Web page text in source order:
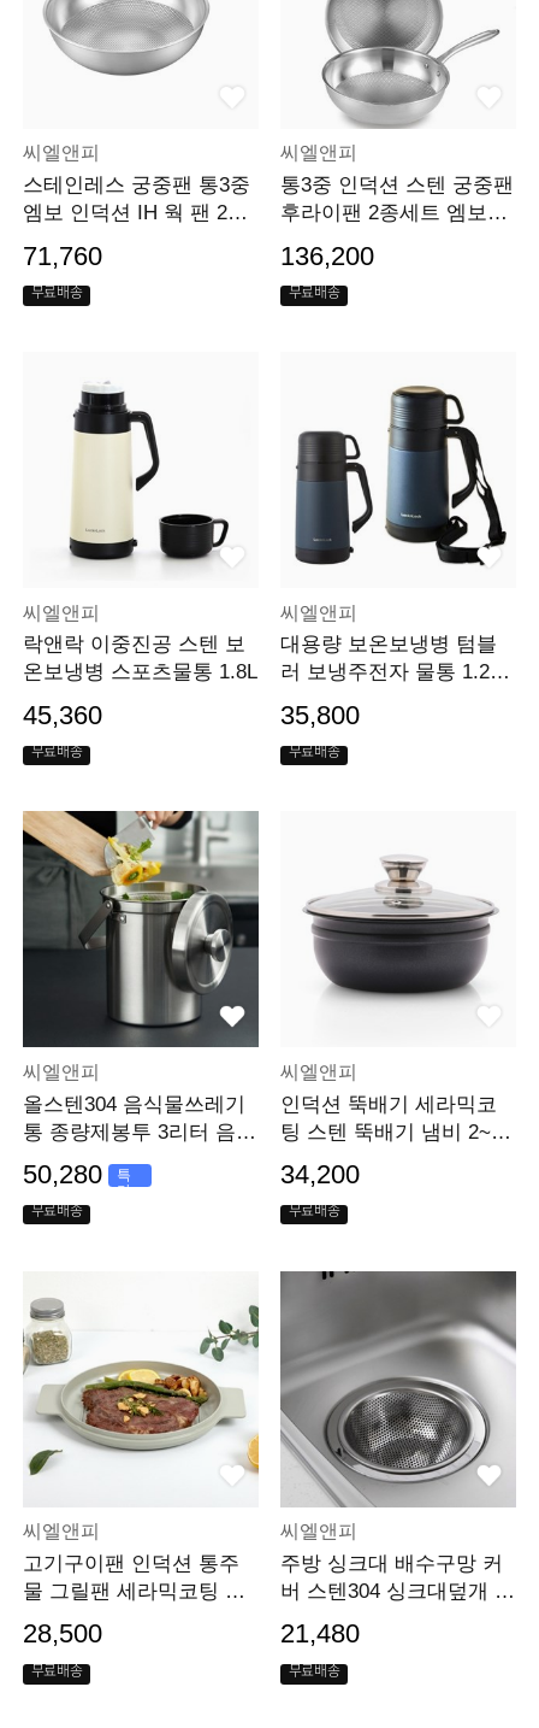
씨엘앤피
스테인레스 궁중팬 통3중
엠보 인덕션 IH 웍 팬 28c
71,760
무료배송
씨엘앤피
통3중 인덕션 스텐 궁중팬
후라이팬 2종세트 엠보바
136,200
무료배송
씨엘앤피
락앤락 이중진공 스텐 보
온보냉병 스포츠물통 1.8L
45,360
무료배송
씨엘앤피
대용량 보온보냉병 텀블
러 보냉주전자 물통 1.2리
35,800
무료배송
씨엘앤피
올스텐304 음식물쓰레기
통 종량제봉투 3리터 음식
50,280
특
가
무료배송
씨엘앤피
인덕션 뚝배기 세라믹코
팅 스텐 뚝배기 냄비 2~4
34,200
무료배송
씨엘앤피
고기구이팬 인덕션 통주
물 그릴팬 세라믹코팅 구
이판
28,500
무료배송
씨엘앤피
주방 싱크대 배수구망 커
버 스텐304 싱크대덮개 커
버
21,480
무료배송